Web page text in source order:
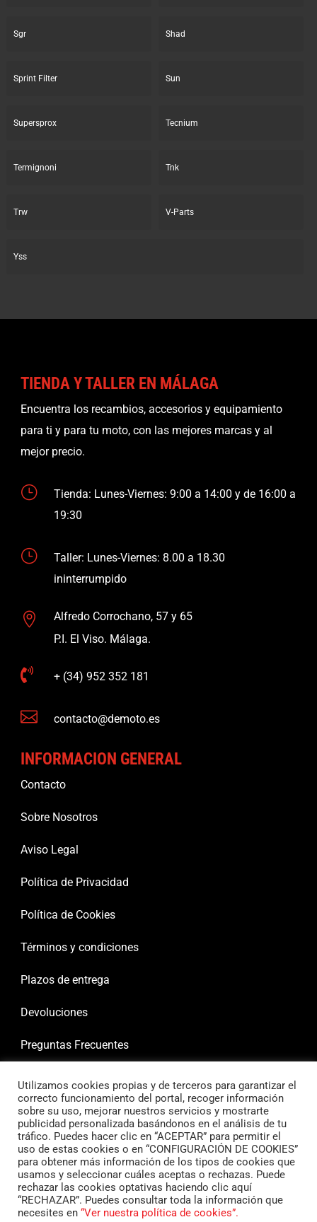
Sgr Shad
Sprint Filter Sun
Supersprox Tecnium
Termignoni Tnk
Trw V-Parts
Yss
TIENDA Y TALLER EN MÁLAGA
Encuentra los recambios, accesorios y equipamiento
para ti y para tu moto, con las mejores marcas y al
mejor precio.
}
Tienda: Lunes-Viernes: 9:00 a 14:00 y de 16:00 a
19:30
}
Taller: Lunes-Viernes: 8.00 a 18.30
ininterrumpido

Alfredo Corrochano, 57 y 65
P.I. El Viso. Málaga.
 + (34) 952 352 181
 contacto@demoto.es
INFORMACION GENERAL
Contacto
Sobre Nosotros
Aviso Legal
Política de Privacidad
Política de Cookies
Términos y condiciones
Plazos de entrega
Devoluciones
Preguntas Frecuentes
Utilizamos cookies propias y de terceros para garantizar el
correcto funcionamiento del portal, recoger información
sobre su uso, mejorar nuestros servicios y mostrarte
publicidad personalizada basándonos en el análisis de tu
tráfico. Puedes hacer clic en “ACEPTAR” para permitir el
uso de estas cookies o en “CONFIGURACIÓN DE COOKIES”
para obtener más información de los tipos de cookies que
usamos y seleccionar cuáles aceptas o rechazas. Puede
rechazar las cookies optativas haciendo clic aquí
“RECHAZAR”. Puedes consultar toda la información que
necesites en “Ver nuestra política de cookies”.